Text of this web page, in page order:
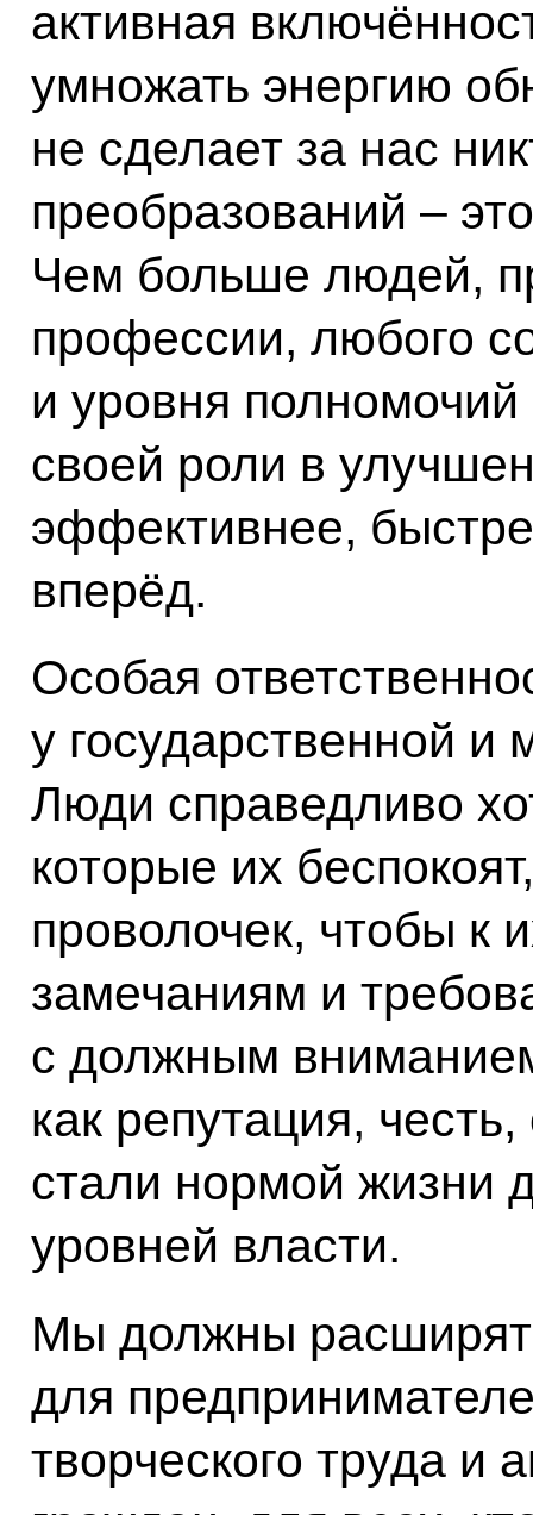
активная
умножать энергию
не сделает за нас
преобразований –
Чем больше людей,
профессии, любого
и уровня полномочий
своей роли в
эффективнее,
вперёд.
Особая
у государственной и
Люди справедливо
которые их
проволочек, чтобы к
замечаниям и
с должным
как репутация,
стали нормой жизни
уровней власти.
Мы должны
для
творческого труда и